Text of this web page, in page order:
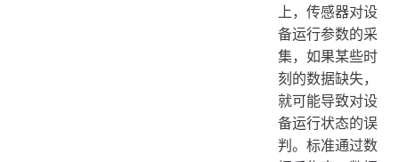
上，传感器对设
备运行参数的采
集，如果某些时
刻的数据缺失，
就可能导致对设
备运行状态的误
判。标准通过数